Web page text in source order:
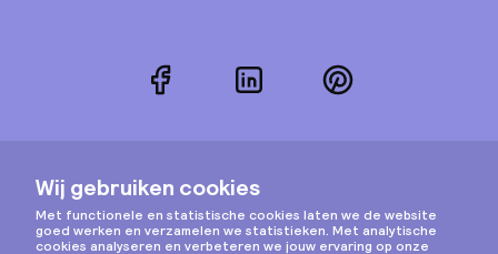
FacebookLinkedInPinterest
Instagram